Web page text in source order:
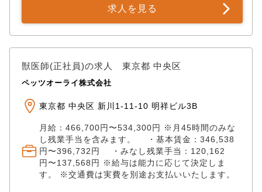
内分泌・神経内科の患者さまは関東・甲信越・東北地
方からお越し頂いており、どちらの飼い主さまも当院
が提供する獣医療にご理解いただける方が多いです。
勤務スタッフは患者さま・飼い主様を大切にし優しく
丁寧な応対と診療を心がけ、ご来院される飼い主さま
しています。
求人を見る
獣医師(正社員)の求人 東京都 中央区
ペッツオーライ株式会社
東京都 中央区 新川1-11-10 明祥ビル3B
月給：466,700円〜534,300円 ※月45時間のみな
し残業手当を含みます。 ・基本賃金：346,538
円〜396,732円 ・みなし残業手当：120,162
円〜137,568円 ※給与は能力に応じて決定しま
す。 ※交通費は実費を別途お支払いいたします。